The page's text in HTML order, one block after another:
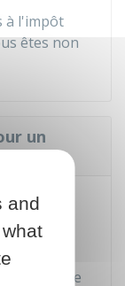
à l'impôt
êtes non
un
dans le
cotiser
la Caisse
and